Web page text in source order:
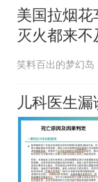
美国拉烟
灭火都来不
了一场烟花
笑料百出的梦幻岛
儿科医生